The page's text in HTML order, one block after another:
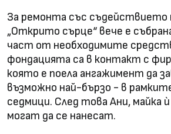
За ремонта със съдействието
„Открито сърце“ вече е
част от необходимите
фондацията са в контакт с
която е поела ангажимент да
възможно най-бързо - в
седмици. След това Ани, майка
могат да се нанесат.